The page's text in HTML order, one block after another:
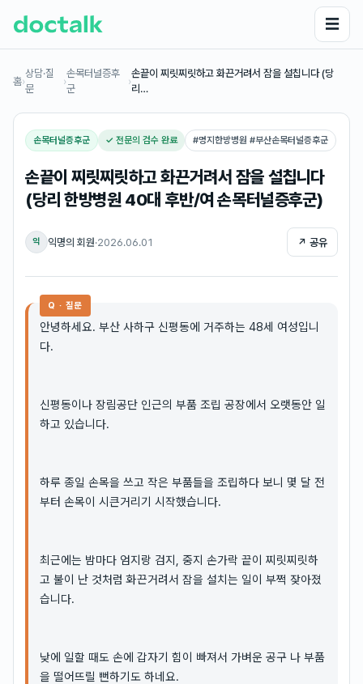
☰
홈›
상담·질
문
›
손목터널증후
군
›
손끝이 찌릿찌릿하고 화끈거려서 잠을 설칩니다 (당
리…
손목터널증후군 ✓ 전문의 검수 완료 #명지한방병원 #부산손목터널증후군
손끝이 찌릿찌릿하고 화끈거려서 잠을 설칩니다
(당리 한방병원 40대 후반/여 손목터널증후군)
익 익명의 회원·2026.06.01 ↗ 공유
Q · 질문
안녕하세요. 부산 사하구 신평동에 거주하는 48세 여성입니
다.
신평동이나 장림공단 인근의 부품 조립 공장에서 오랫동안 일
하고 있습니다.
하루 종일 손목을 쓰고 작은 부품들을 조립하다 보니 몇 달 전
부터 손목이 시큰거리기 시작했습니다.
최근에는 밤마다 엄지랑 검지, 중지 손가락 끝이 찌릿찌릿하
고 불이 난 것처럼 화끈거려서 잠을 설치는 일이 부쩍 잦아졌
습니다.
낮에 일할 때도 손에 갑자기 힘이 빠져서 가벼운 공구 나 부품
을 떨어뜨릴 뻔하기도 하네요.